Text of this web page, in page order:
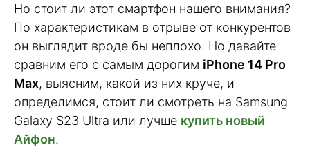
Но стоит ли этот смартфон нашего внимания?
По характеристикам в отрыве от конкурентов
он выглядит вроде бы неплохо. Но давайте
сравним его с самым дорогим iPhone 14 Pro
Max, выясним, какой из них круче, и
определимся, стоит ли смотреть на Samsung
Galaxy S23 Ultra или лучше купить новый
Айфон.